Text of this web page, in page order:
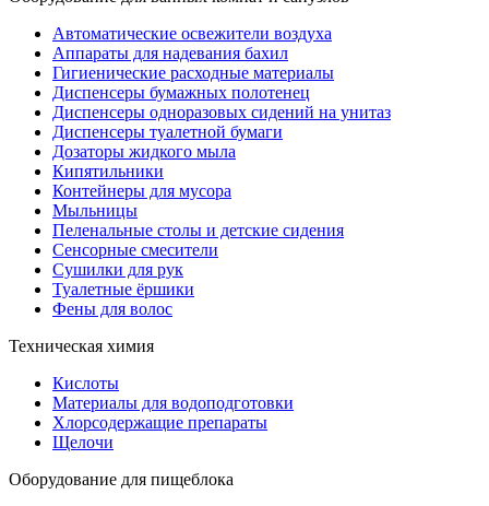
Автоматические освежители воздуха
Аппараты для надевания бахил
Гигиенические расходные материалы
Диспенсеры бумажных полотенец
Диспенсеры одноразовых сидений на унитаз
Диспенсеры туалетной бумаги
Дозаторы жидкого мыла
Кипятильники
Контейнеры для мусора
Мыльницы
Пеленальные столы и детские сидения
Сенсорные смесители
Сушилки для рук
Туалетные ёршики
Фены для волос
Техническая химия
Кислоты
Материалы для водоподготовки
Хлорсодержащие препараты
Щелочи
Оборудование для пищеблока